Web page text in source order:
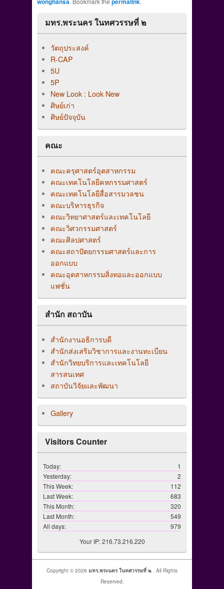
มทร.พระนคร ในทศวรรษที่ ๒
วัตถุประสงค์
R-CAP
5U
5P
New Look : Look New
ศิษย์เก่า
ศิษย์ปัจจุบัน
คณะ
คณะครุศาสตร์อุตสาหกรรม
คณะเทคโนโลยีคหกรรมศาสตร์
คณะเทคโนโลยีสื่อสารมวลชน
คณะบริหารธุรกิจ
คณะวิทยาศาสตร์และเทคโนโลยี
คณะวิศวกรรมศาสตร์
คณะศิลปศาสตร์
คณะสถาปัตยกรรมศาสตร์และการ
ออกแบบ
คณะอุตสาหกรรมสิ่งทอและออกแบบ
แฟชั่น
สำนัก สถาบัน
สำนักงานอธิการบดี
สำนักส่งเสริมวิชาการและงานทะเบียน
สำนักวิทยบริการและเทคโนโลยี
สารสนเทศ
สถาบันวิจัยและพัฒนา
Gallery
Visitors Counter
Today:
1
Yesterday:
2
This Week:
112
Last Week:
683
This Month:
320
Last Month:
549
All days:
979
Your IP: 216.73.216.220
Copyright © 2026 มทร.พระนคร ในทศวรรษที่ ๒ . All Rights
Reserved.